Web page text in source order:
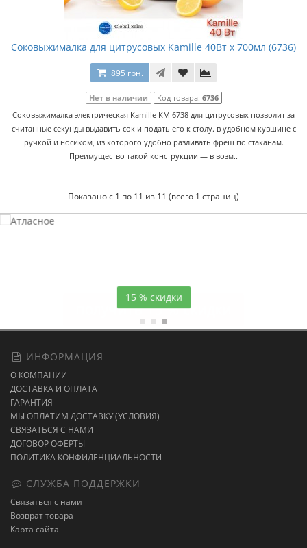
Соковыжималка для цитрусовых Kamille 40Вт x 700мл (6736)
895 грн.
Нет в наличии Код товара: 6736
Соковыжималка электрическая Kamille KM 6738 для цитрусовых позволит за
считанные секунды выдавить сок и подать его к столу. в удобном кувшине с
ручкой и носиком, из которого удобно разливать фреш по стаканам.
Преимущество такой конструкции — в возм..
Показано с 1 по 11 из 11 (всего 1 страниц)
15 % скидки
ИНФОРМАЦИЯ
О КОМПАНИИ
ДОСТАВКА И ОПЛАТА
ГАРАНТИЯ
МЫ ОПЛАТИМ ДОСТАВКУ (УСЛОВИЯ)
СВЯЗАТЬСЯ С НАМИ
ДОГОВОР ОФЕРТЫ
ПОЛИТИКА КОНФИДЕНЦИАЛЬНОСТИ
СЛУЖБА ПОДДЕРЖКИ
Связаться с нами
Возврат товара
Карта сайта